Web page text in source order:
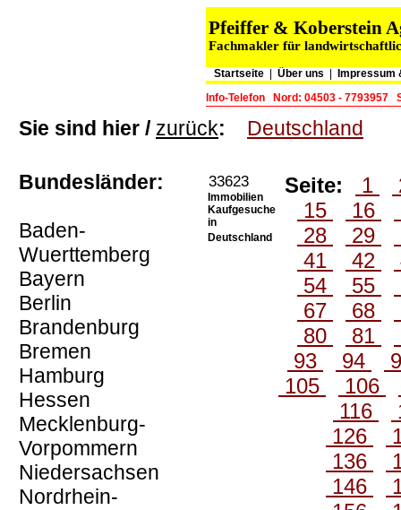
Pfeiffer & Koberstein
Fachmakler für
Startseite Über uns
Impressum
Info-Telefon
Nord: 04503 - 7793957
Sie sind hier / zurück: Deutschland
Bundesländer:
Baden-
Wuerttemberg
Bayern
Berlin
Brandenburg
Bremen
Hamburg
Hessen
Mecklenburg-
Vorpommern
Niedersachsen
Nordrhein-
33623
Immobilien
Kaufgesuche
in
Deutschland
Seite: 1
15
16
28
29
41
42
54
55
67
68
80
81
93
94
105
106
116
126
136
146